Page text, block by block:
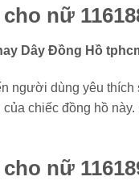
nữ
người dùng yêu
chiếc đồng hồ
nữ